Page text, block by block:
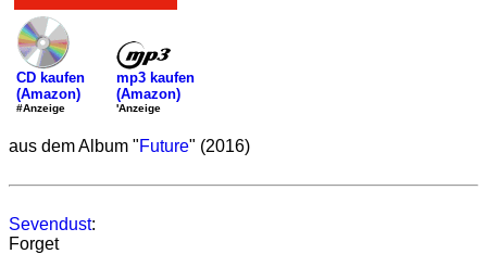
CD kaufen
(Amazon)
#Anzeige
mp3 kaufen
(Amazon)
'Anzeige
aus dem Album "Future" (2016)
Sevendust:
Forget